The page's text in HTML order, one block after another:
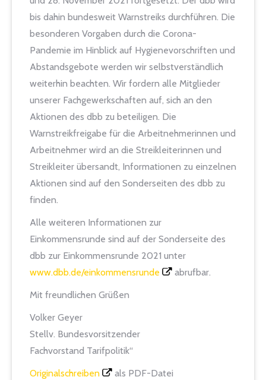
bis dahin bundesweit Warnstreiks durchführen. Die
besonderen Vorgaben durch die Corona-
Pandemie im Hinblick auf Hygienevorschriften und
Abstandsgebote werden wir selbstverständlich
weiterhin beachten. Wir fordern alle Mitglieder
unserer Fachgewerkschaften auf, sich an den
Aktionen des dbb zu beteiligen. Die
Warnstreikfreigabe für die Arbeitnehmerinnen und
Arbeitnehmer wird an die Streikleiterinnen und
Streikleiter übersandt, Informationen zu einzelnen
Aktionen sind auf den Sonderseiten des dbb zu
finden.
Alle weiteren Informationen zur
Einkommensrunde sind auf der Sonderseite des
dbb zur Einkommensrunde 2021 unter
www.dbb.de/einkommensrunde
abrufbar.
Mit freundlichen Grüßen
Volker Geyer
Stellv. Bundesvorsitzender
Fachvorstand Tarifpolitik“
Originalschreiben
als PDF-Datei